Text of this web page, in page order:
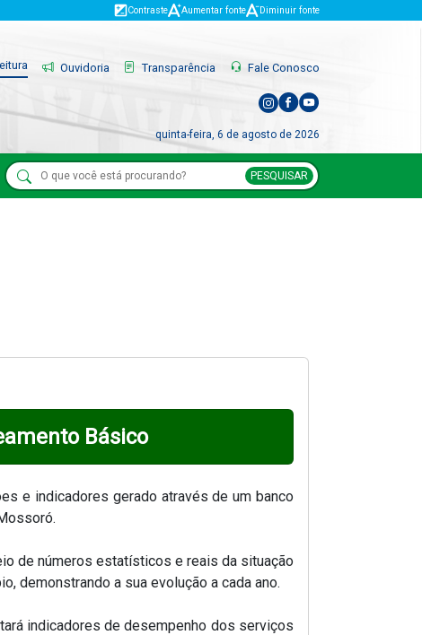
Contraste Aumentar fonte Diminuir fonte
Ouvidoria Transparência Fale Conosco
quinta-feira, 6 de agosto de 2026
PESQUISAR
Básico
e indicadores gerado através de um banco
de números estatísticos e reais da situação
demonstrando a sua evolução a cada ano.
indicadores de desempenho dos serviços